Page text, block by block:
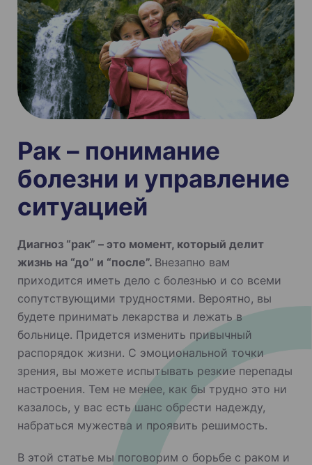
Рак – понимание
болезни и управление
ситуацией
Диагноз “рак” – это момент, который делит
жизнь на “до” и “после”. Внезапно вам
приходится иметь дело с болезнью и со всеми
сопутствующими трудностями. Вероятно, вы
будете принимать лекарства и лежать в
больнице. Придется изменить привычный
распорядок жизни. С эмоциональной точки
зрения, вы можете испытывать резкие перепады
настроения. Тем не менее, как бы трудно это ни
казалось, у вас есть шанс обрести надежду,
набраться мужества и проявить решимость.
В этой статье мы поговорим о борьбе с раком и